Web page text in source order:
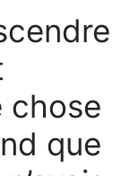
chose
que